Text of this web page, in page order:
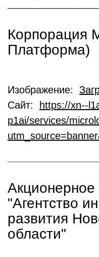
Корпорация
Платформа)
Изображение:
Сайт:
https://xn--
p1ai/services/
"Агентство
развития
области"